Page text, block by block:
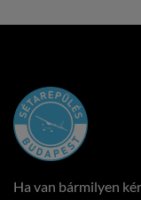
Ha van bármilyen